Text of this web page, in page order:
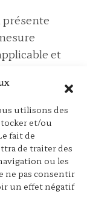
utilisons des
et/ou
fait de
de traiter des
ou les
ne pas consentir
un effet négatif
présente
et
toute
ou
nous ne
directs
pour
perte ou la